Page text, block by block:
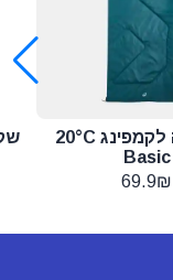
שק שינה לקמפינג 20°C
‏Basic
69.9₪